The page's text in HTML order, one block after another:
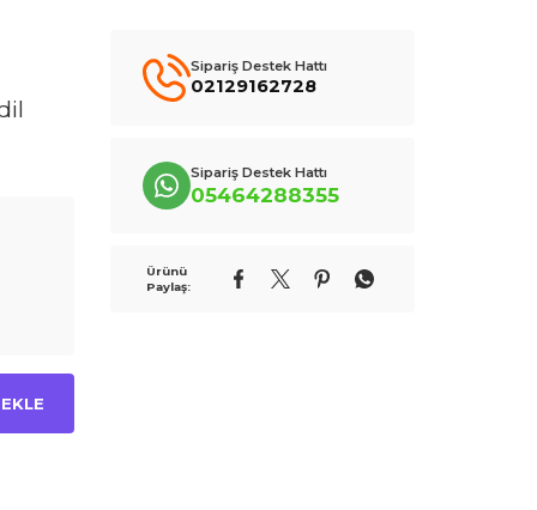
Sipariş Destek Hattı
02129162728
Sipariş Destek Hattı
05464288355
Ürünü
Paylaş: